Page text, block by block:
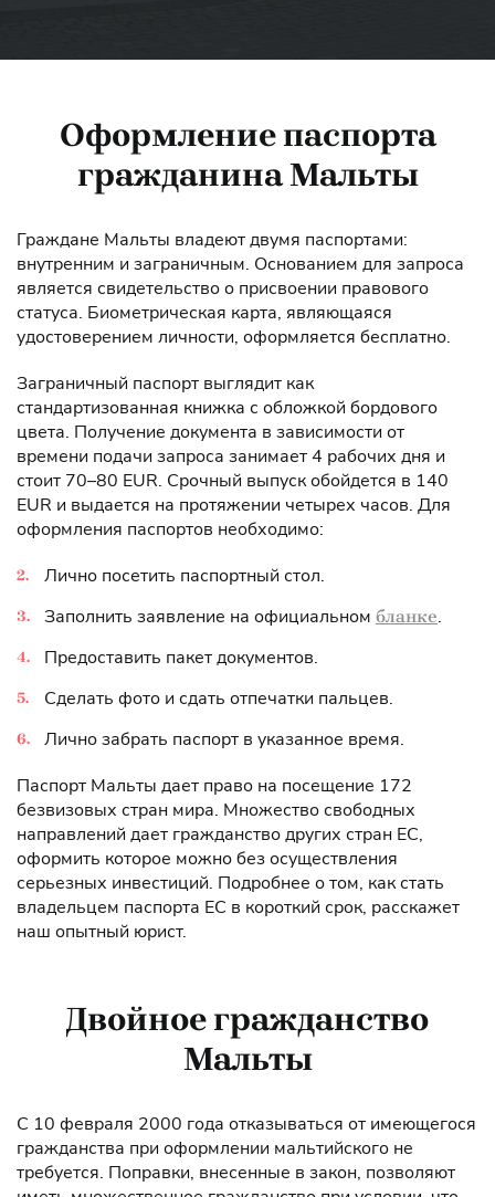
Оформление паспорта
гражданина Мальты
Граждане Мальты владеют двумя паспортами:
внутренним и заграничным. Основанием для запроса
является свидетельство о присвоении правового
статуса. Биометрическая карта, являющаяся
удостоверением личности, оформляется бесплатно.
Заграничный паспорт выглядит как
стандартизованная книжка с обложкой бордового
цвета. Получение документа в зависимости от
времени подачи запроса занимает 4 рабочих дня и
стоит 70–80 EUR. Срочный выпуск обойдется в 140
EUR и выдается на протяжении четырех часов. Для
оформления паспортов необходимо:
Лично посетить паспортный стол.
Заполнить заявление на официальном бланке.
Предоставить пакет документов.
Сделать фото и сдать отпечатки пальцев.
Лично забрать паспорт в указанное время.
Паспорт Мальты дает право на посещение 172
безвизовых стран мира. Множество свободных
направлений дает гражданство других стран ЕС,
оформить которое можно без осуществления
серьезных инвестиций. Подробнее о том, как стать
владельцем паспорта ЕС в короткий срок, расскажет
наш опытный юрист.
Двойное гражданство
Мальты
С 10 февраля 2000 года отказываться от имеющегося
гражданства при оформлении мальтийского не
требуется. Поправки, внесенные в закон, позволяют